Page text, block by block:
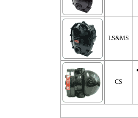
LS&MS
CS